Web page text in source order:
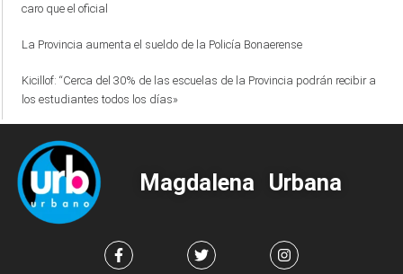
caro que el oficial
La Provincia aumenta el sueldo de la Policía Bonaerense
Kicillof: “Cerca del 30% de las escuelas de la Provincia podrán recibir a
los estudiantes todos los días»
Magdalena Urbana